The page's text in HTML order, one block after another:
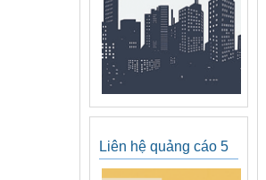
Liên hệ quảng cáo 5